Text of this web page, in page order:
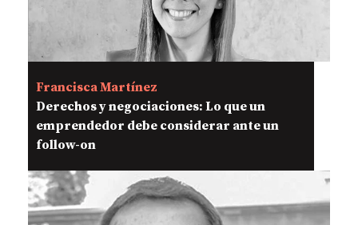
Francisca Martínez
Derechos y negociaciones: Lo que un
emprendedor debe considerar ante un
follow-on